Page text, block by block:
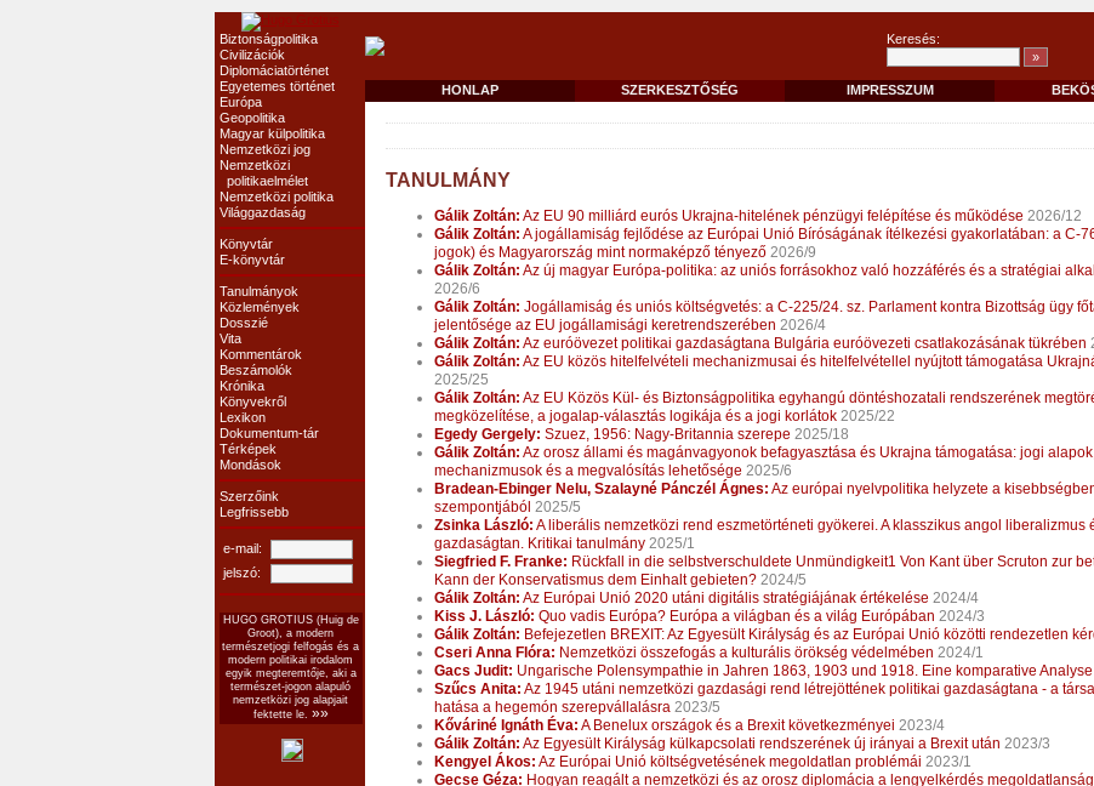
Biztonságpolitika
Civilizációk
Diplomáciatörténet
Egyetemes történet
Európa
Geopolitika
Magyar külpolitika
Nemzetközi jog
Nemzetközi
politikaelmélet
Nemzetközi politika
Világgazdaság
Könyvtár
E-könyvtár
Tanulmányok
Közlemények
Dosszié
Vita
Kommentárok
Beszámolók
Krónika
Könyvekről
Lexikon
Dokumentum-tár
Térképek
Mondások
Szerzőink
Legfrissebb
e-mail:
jelszó:
HUGO GROTIUS (Huig de
Groot), a modern
természetjogi felfogás és a
modern politikai irodalom
egyik megteremtője, aki a
természet-jogon alapuló
nemzetközi jog alapjait
fektette le. »»
Keresés:
HONLAP SZERKESZTŐSÉG IMPRESSZUM
TANULMÁNY
Gálik Zoltán: Az EU 90 milliárd eurós Ukrajna-hitelének pénzügyi felépítése és működése 2026/12
Gálik Zoltán: A jogállamiság fejlődése az Európai Unió Bíróságának ítélkezési gyakorlatában: a C-
jogok) és Magyarország mint normaképző tényező 2026/9
Gálik Zoltán: Az új magyar Európa-politika: az uniós forrásokhoz való hozzáférés és a stratégiai
2026/6
Gálik Zoltán: Jogállamiság és uniós költségvetés: a C-225/24. sz. Parlament kontra Bizottság ügy
jelentősége az EU jogállamisági keretrendszerében 2026/4
Gálik Zoltán: Az euróövezet politikai gazdaságtana Bulgária euróövezeti csatlakozásának tükrében
Gálik Zoltán: Az EU közös hitelfelvételi mechanizmusai és hitelfelvétellel nyújtott támogatása
2025/25
Gálik Zoltán: Az EU Közös Kül- és Biztonságpolitika egyhangú döntéshozatali rendszerének
megközelítése, a jogalap-választás logikája és a jogi korlátok 2025/22
Egedy Gergely: Szuez, 1956: Nagy-Britannia szerepe 2025/18
Gálik Zoltán: Az orosz állami és magánvagyonok befagyasztása és Ukrajna támogatása: jogi
mechanizmusok és a megvalósítás lehetősége 2025/6
Bradean-Ebinger Nelu, Szalayné Pánczél Ágnes: Az európai nyelvpolitika helyzete a
szempontjából 2025/5
Zsinka László: A liberális nemzetközi rend eszmetörténeti gyökerei. A klasszikus angol liberalizmus
gazdaságtan. Kritikai tanulmány 2025/1
Siegfried F. Franke: Rückfall in die selbstverschuldete Unmündigkeit1 Von Kant über Scruton zur
Kann der Konservatismus dem Einhalt gebieten? 2024/5
Gálik Zoltán: Az Európai Unió 2020 utáni digitális stratégiájának értékelése 2024/4
Kiss J. László: Quo vadis Európa? Európa a világban és a világ Európában 2024/3
Gálik Zoltán: Befejezetlen BREXIT: Az Egyesült Királyság és az Európai Unió közötti rendezetlen
Cseri Anna Flóra: Nemzetközi összefogás a kulturális örökség védelmében 2024/1
Gacs Judit: Ungarische Polensympathie in Jahren 1863, 1903 und 1918. Eine komparative Analyse
Szűcs Anita: Az 1945 utáni nemzetközi gazdasági rend létrejöttének politikai gazdaságtana - a
hatása a hegemón szerepvállalásra 2023/5
Kőváriné Ignáth Éva: A Benelux országok és a Brexit következményei 2023/4
Gálik Zoltán: Az Egyesült Királyság külkapcsolati rendszerének új irányai a Brexit után 2023/3
Kengyel Ákos: Az Európai Unió költségvetésének megoldatlan problémái 2023/1
Gecse Géza: Hogyan reagált a nemzetközi és az orosz diplomácia a lengyelkérdés